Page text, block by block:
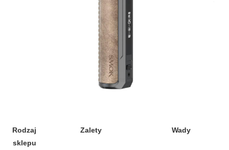
Rodzaj
sklepu
Zalety Wady